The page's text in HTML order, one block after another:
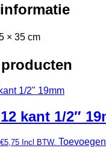
× 35 cm
kant 1/2″
€5,75 Incl BTW.